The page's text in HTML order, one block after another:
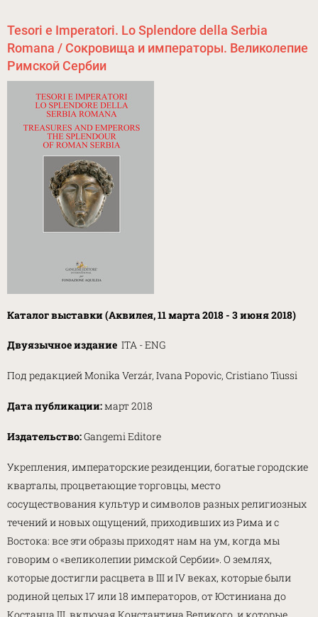
Tesori e Imperatori. Lo Splendore della Serbia
Romana / Сокровища и императоры. Великолепие
Римской Сербии
Каталог выставки (Аквилея, 11 марта 2018 - 3 июня 2018)
Двуязычное издание ITA - ENG
Под редакцией Monika Verzár, Ivana Popovic, Cristiano Tiussi
Дата публикации:март 2018
Издательство:Gangemi Editore
Укрепления, императорские резиденции, богатые городские
кварталы, процветающие торговцы, место
сосуществования культур и символов разных религиозных
течений и новых ощущений, приходивших из Рима и с
Востока: все эти образы приходят нам на ум, когда мы
говорим о «великолепии римской Сербии». О землях,
которые достигли расцвета в III и IV веках, которые были
родиной целых 17 или 18 императоров, от Юстиниана до
Костанца III, включая Константина Великого, и которые